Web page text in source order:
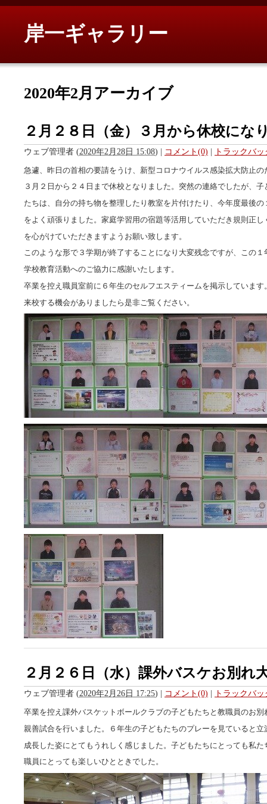
岸一ギャラリー
2020年2月アーカイブ
２月２８日（金）３月から休校にな
ウェブ管理者 (2020年2月28日 15:08) | コメント(0) | トラックバ
急遽、昨日の首相の要請をうけ、新型コロナウイルス感染拡大防止の
３月２日から２４日まで休校となりました。突然の連絡でしたが、子
たちは、自分の持ち物を整理したり教室を片付けたり、今年度最後の
をよく頑張りました。家庭学習用の宿題等活用していただき規則正し
を心がけていただきますようお願い致します。
このような形で３学期が終了することになり大変残念ですが、この１
学校教育活動へのご協力に感謝いたします。
卒業を控え職員室前に６年生のセルフエスティームを掲示しています
来校する機会がありましたら是非ご覧ください。
２月２６日（水）課外バスケお別れ
ウェブ管理者 (2020年2月26日 17:25) | コメント(0) | トラックバ
卒業を控え課外バスケットボールクラブの子どもたちと教職員のお別
親善試合を行いました。６年生の子どもたちのプレーを見ていると立
成長した姿にとてもうれしく感じました。子どもたちにとっても私た
職員にとっても楽しいひとときでした。